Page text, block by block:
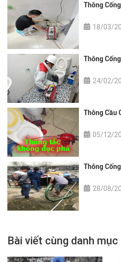
Thông
18/03/
Thông
24/02/
Thông Cầu
05/12/
Thông
28/08/
Bài viết cùng danh mục